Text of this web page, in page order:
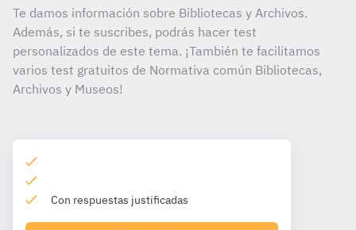
Te damos información sobre Bibliotecas y Archivos.
Además, si te suscribes, podrás hacer test
personalizados de este tema. ¡También te facilitamos
varios test gratuitos de Normativa común Bibliotecas,
Archivos y Museos!
Con respuestas justificadas